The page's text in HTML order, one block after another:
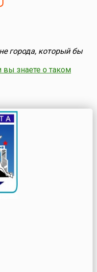
города, который бы
вы знаете о таком